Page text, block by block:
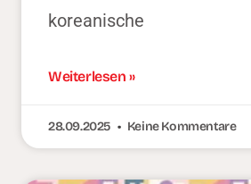
koreanische
Weiterlesen »
28.09.2025 Keine Kommentare